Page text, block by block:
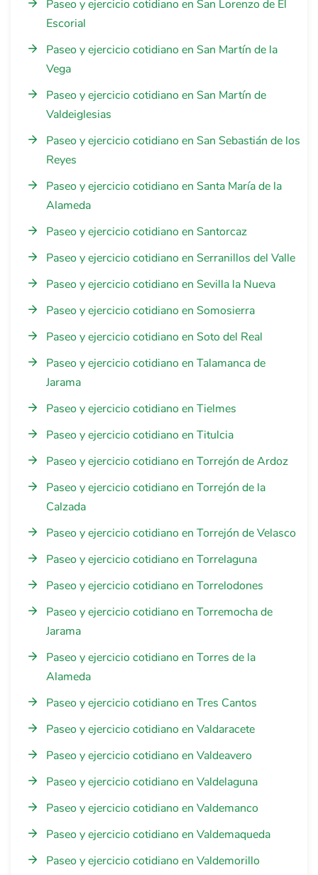
Paseo y ejercicio cotidiano en San Lorenzo de El
Escorial
Paseo y ejercicio cotidiano en San Martín de la
Vega
Paseo y ejercicio cotidiano en San Martín de
Valdeiglesias
Paseo y ejercicio cotidiano en San Sebastián de los
Reyes
Paseo y ejercicio cotidiano en Santa María de la
Alameda
Paseo y ejercicio cotidiano en Santorcaz
Paseo y ejercicio cotidiano en Serranillos del Valle
Paseo y ejercicio cotidiano en Sevilla la Nueva
Paseo y ejercicio cotidiano en Somosierra
Paseo y ejercicio cotidiano en Soto del Real
Paseo y ejercicio cotidiano en Talamanca de
Jarama
Paseo y ejercicio cotidiano en Tielmes
Paseo y ejercicio cotidiano en Titulcia
Paseo y ejercicio cotidiano en Torrejón de Ardoz
Paseo y ejercicio cotidiano en Torrejón de la
Calzada
Paseo y ejercicio cotidiano en Torrejón de Velasco
Paseo y ejercicio cotidiano en Torrelaguna
Paseo y ejercicio cotidiano en Torrelodones
Paseo y ejercicio cotidiano en Torremocha de
Jarama
Paseo y ejercicio cotidiano en Torres de la
Alameda
Paseo y ejercicio cotidiano en Tres Cantos
Paseo y ejercicio cotidiano en Valdaracete
Paseo y ejercicio cotidiano en Valdeavero
Paseo y ejercicio cotidiano en Valdelaguna
Paseo y ejercicio cotidiano en Valdemanco
Paseo y ejercicio cotidiano en Valdemaqueda
Paseo y ejercicio cotidiano en Valdemorillo